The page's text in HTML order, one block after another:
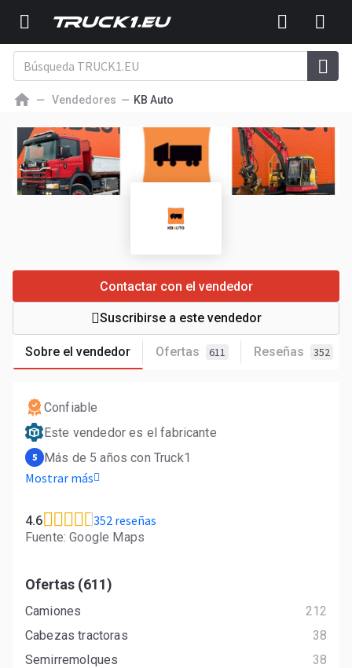
Vendedores KB Auto
Sobre el vendedor Ofertas 611 Reseñas 352
Contactar con el vendedor
Suscribirse a este vendedor
Confiable
Este vendedor es el fabricante
5 Más de 5 años con Truck1
Mostrar más
4.6 352 reseñas
Fuente: Google Maps
Ofertas (611)
Camiones
212
Cabezas tractoras
38
Semirremolques
38